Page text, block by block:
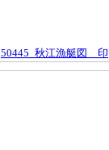
50445_秋江漁艇図＿印